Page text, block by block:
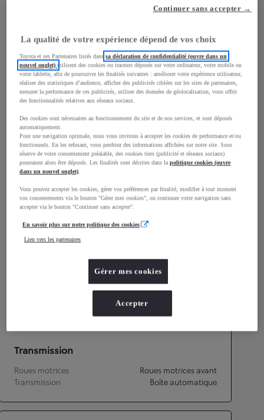
Longueur
3 700mm
Hauteur
1 510
Largeur
1 740mm
Consommation mixte
Émissions CO2
Accélération 0-100km/h
14,8
Transmission
Roues motrices
Roues motrices avant
Transmission
Boîte automatique
La qualité de votre expérience dépend de vos choix
Toyota et ses Partenaires listés danssa déclaration de confidentialité (ouvre dans un
nouvel onglet)utilisent des cookies ou traceurs déposés sur votre ordinateur, votre mobile ou
votre tablette, afin de poursuivre les finalités suivantes : améliorer votre expérience utilisateur,
réaliser des statistiques d’audience, afficher des publicités ciblées sur les sites de partenaires,
mesurer la performance de ces publicités, utiliser des données de géolocalisation, vous offrir
des fonctionnalités relatives aux réseaux sociaux.
Des cookies sont nécessaires au fonctionnement du site et de nos services, et sont déposés
automatiquement.
Pour une navigation optimale, nous vous invitons à accepter les cookies de performance et/ou
fonctionnels. En les refusant, vous perdriez des informations affichées sur notre site. Sous
réserve de votre consentement préalable, des cookies tiers (publicité et réseaux sociaux)
pourraient alors être déposés. Les finalités sont décrites dans lapolitique cookies (ouvre
dans un nouvel onglet).
Vous pouvez accepter les cookies, gérer vos préférences par finalité, modifier à tout moment
vos consentements via le bouton "Gérer mes cookies", ou continuer votre navigation sans
accepter via le bouton "Continuer sans accepter".
En savoir plus sur notre politique des cookies
Lien vers les partenaires
Gérer mes cookies
Continuer sans accepter →
Accepter